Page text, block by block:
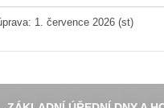
1. července 2026 (st)